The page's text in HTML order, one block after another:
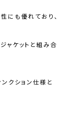
にも優れており、
ャケットと組み合
クション仕様と